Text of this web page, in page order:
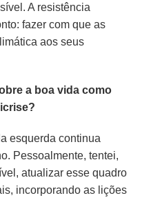
A resistência
fazer com que as
aos seus
a boa vida como
esquerda continua
Pessoalmente, tentei,
atualizar esse quadro
incorporando as lições